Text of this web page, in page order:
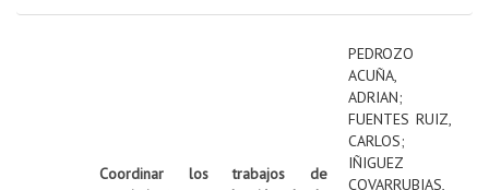
Coordinar los trabajos de
PEDROZO
ACUÑA,
ADRIAN;
FUENTES RUIZ,
CARLOS;
IÑIGUEZ
COVARRUBIAS,